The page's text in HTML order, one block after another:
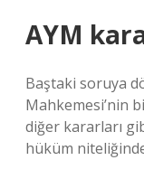
AYM
Baştaki soruya
Mahkemesi’nin
diğer kararları
hüküm